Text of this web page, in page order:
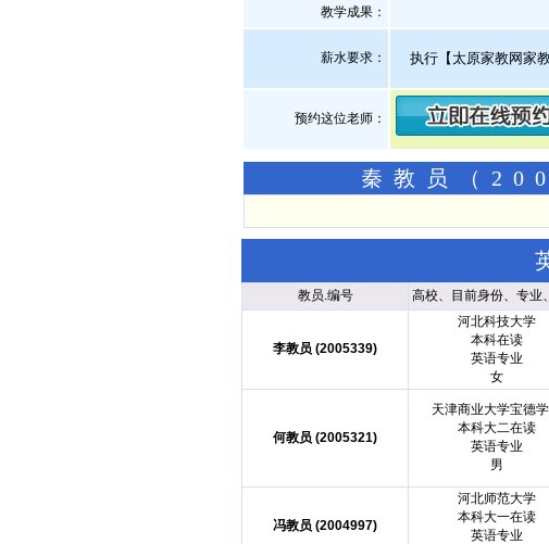
教学成果：
薪水要求： 执行【太原家教网家
预约这位老师：
秦教员（
教员.编号 高校、目前身份、专业
李教员 (2005339)
河北科技大学
本科在读
英语专业
女
何教员 (2005321)
天津商业大学宝德
本科大二在读
英语专业
男
冯教员 (2004997)
河北师范大学
本科大一在读
英语专业